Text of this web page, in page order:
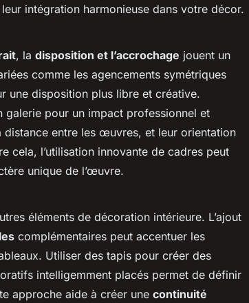
intégration harmonieuse dans votre décor.
, la disposition et l’accrochage jouent un
comme les agencements symétriques
une disposition plus libre et créative.
pour un impact professionnel et
distance entre les œuvres, et leur orientation
cela, l’utilisation innovante de cadres peut
unique de l’œuvre.
éléments de décoration intérieure. L’ajout
complémentaires peut accentuer les
Utiliser des tapis pour créer des
intelligemment placés permet de définir
approche aide à créer une continuité